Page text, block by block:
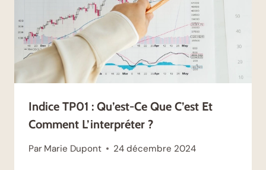
Indice TP01 : Qu’est-Ce Que C’est Et
Comment L’interpréter ?
Par Marie Dupont 24 décembre 2024